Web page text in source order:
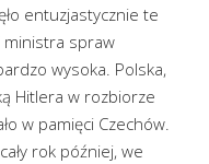
entuzjastycznie te
ministra spraw
wysoka. Polska,
Hitlera w rozbiorze
w pamięci Czechów.
rok później, we